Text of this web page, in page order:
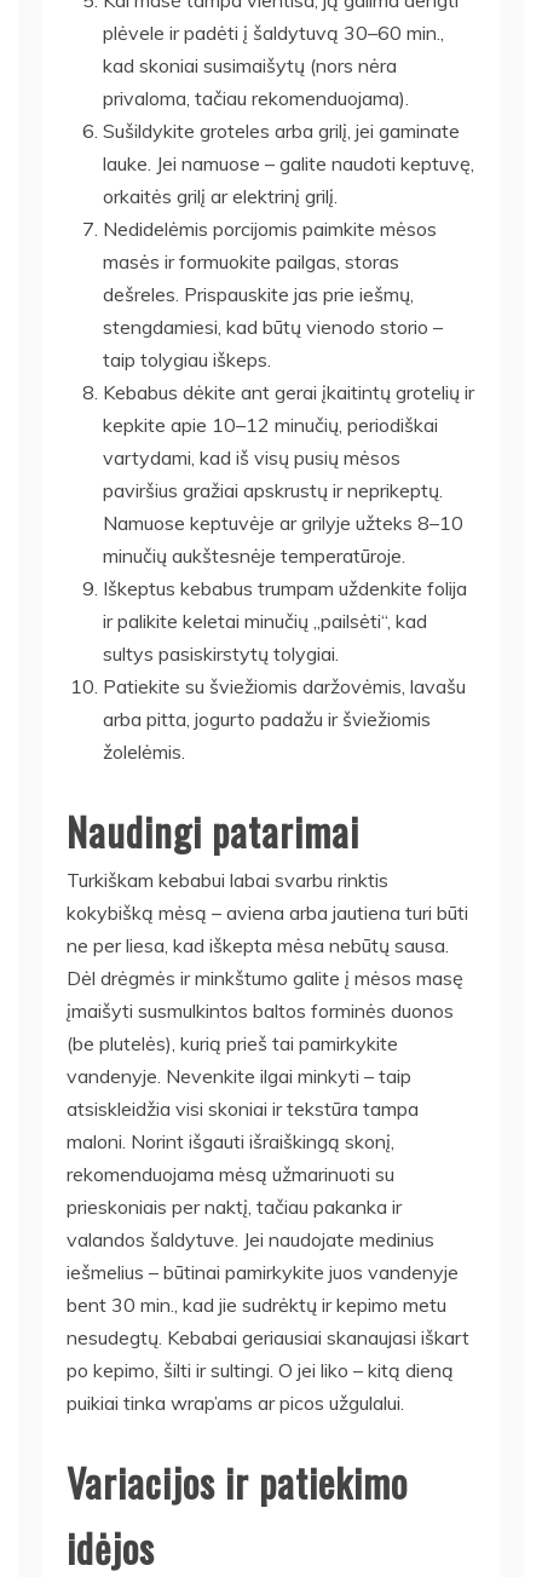
plėvele ir padėti į šaldytuvą 30–60 min.,
kad skoniai susimaišytų (nors nėra
privaloma, tačiau rekomenduojama).
Sušildykite groteles arba grilį, jei gaminate
lauke. Jei namuose – galite naudoti keptuvę,
orkaitės grilį ar elektrinį grilį.
Nedidelėmis porcijomis paimkite mėsos
masės ir formuokite pailgas, storas
dešreles. Prispauskite jas prie iešmų,
stengdamiesi, kad būtų vienodo storio –
taip tolygiau iškeps.
Kebabus dėkite ant gerai įkaitintų grotelių ir
kepkite apie 10–12 minučių, periodiškai
vartydami, kad iš visų pusių mėsos
paviršius gražiai apskrustų ir neprikeptų.
Namuose keptuvėje ar grilyje užteks 8–10
minučių aukštesnėje temperatūroje.
Iškeptus kebabus trumpam uždenkite folija
ir palikite keletai minučių „pailsėti“, kad
sultys pasiskirstytų tolygiai.
Patiekite su šviežiomis daržovėmis, lavašu
arba pitta, jogurto padažu ir šviežiomis
žolelėmis.
Naudingi patarimai
Turkiškam kebabui labai svarbu rinktis
kokybišką mėsą – aviena arba jautiena turi būti
ne per liesa, kad iškepta mėsa nebūtų sausa.
Dėl drėgmės ir minkštumo galite į mėsos masę
įmaišyti susmulkintos baltos forminės duonos
(be plutelės), kurią prieš tai pamirkykite
vandenyje. Nevenkite ilgai minkyti – taip
atsiskleidžia visi skoniai ir tekstūra tampa
maloni. Norint išgauti išraiškingą skonį,
rekomenduojama mėsą užmarinuoti su
prieskoniais per naktį, tačiau pakanka ir
valandos šaldytuve. Jei naudojate medinius
iešmelius – būtinai pamirkykite juos vandenyje
bent 30 min., kad jie sudrėktų ir kepimo metu
nesudegtų. Kebabai geriausiai skanaujasi iškart
po kepimo, šilti ir sultingi. O jei liko – kitą dieną
puikiai tinka wrap’ams ar picos užgulalui.
Variacijos ir patiekimo
idėjos